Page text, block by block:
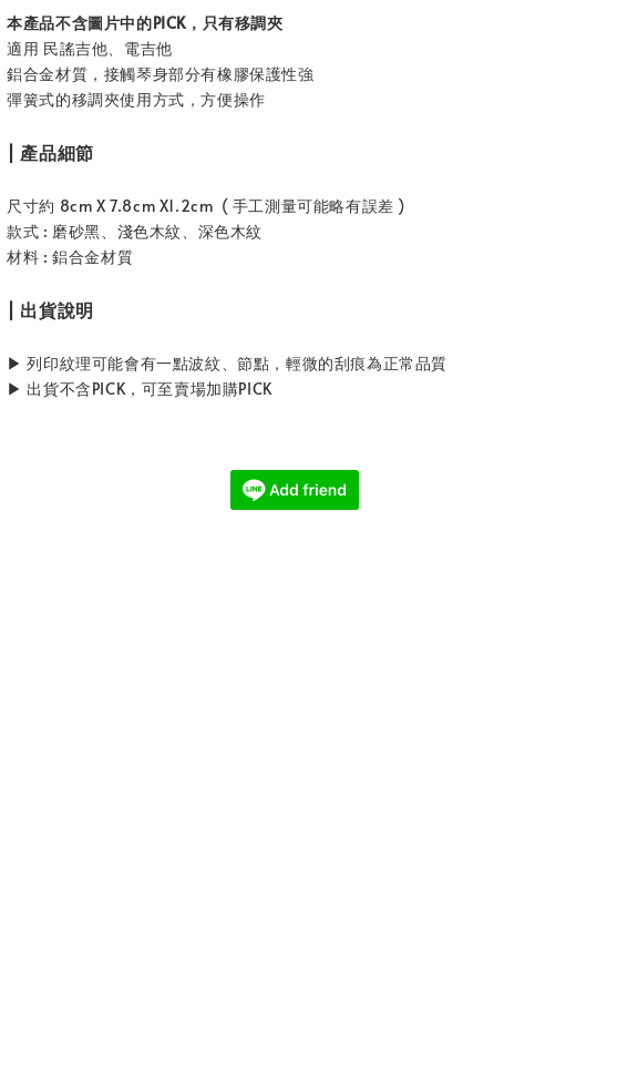
本產品不含圖片中的PICK，只有移調夾
適用 民謠吉他、電吉他
鋁合金材質，接觸琴身部分有橡膠保護性強
彈簧式的移調夾使用方式，方便操作
| 產品細節
尺寸約 8cm X 7.8cm X1.2cm ( 手工測量可能略有誤差 )
款式 : 磨砂黑、淺色木紋、深色木紋
材料 : 鋁合金材質
| 出貨說明
▶ 列印紋理可能會有一點波紋、節點，輕微的刮痕為正常品質
▶ 出貨不含PICK，可至賣場加購PICK